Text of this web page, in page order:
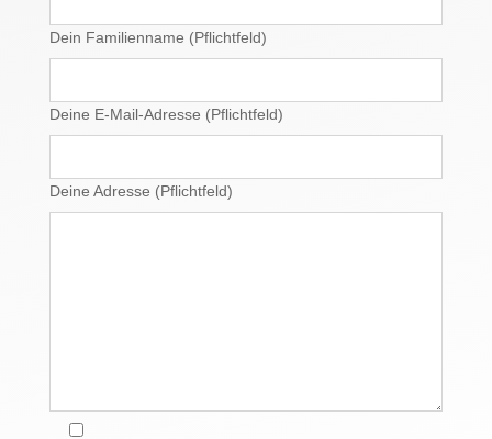
Dein Familienname (Pflichtfeld)
Deine E-Mail-Adresse (Pflichtfeld)
Deine Adresse (Pflichtfeld)